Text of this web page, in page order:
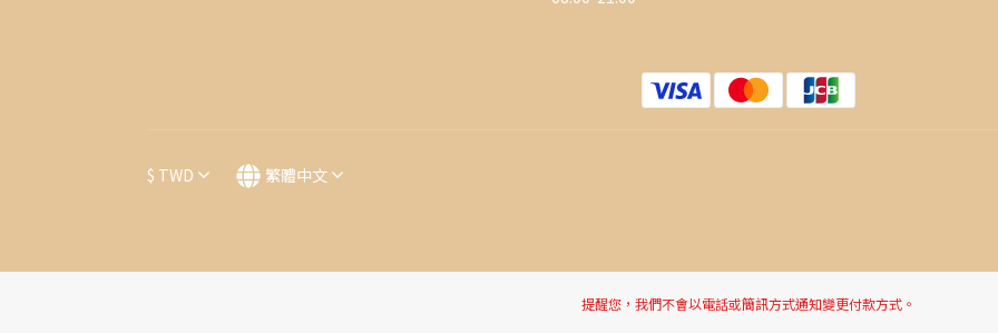
$ TWD 繁體中文
提醒您，我們不會以電話或簡訊方式通知變更付款方式。